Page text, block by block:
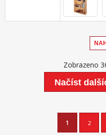
Zobrazeno
Načíst
1 2